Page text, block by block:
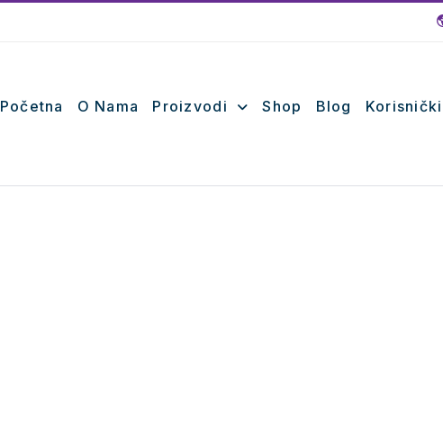
Početna O Nama Proizvodi Shop Blog